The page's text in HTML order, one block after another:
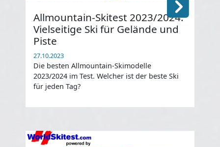
Allmountain-Skitest 2023/2024:
Vielseitige Ski für Gelände und
Piste
27.10.2023
Die besten Allmountain-Skimodelle
2023/2024 im Test. Welcher ist der beste Ski
für jeden Tag?